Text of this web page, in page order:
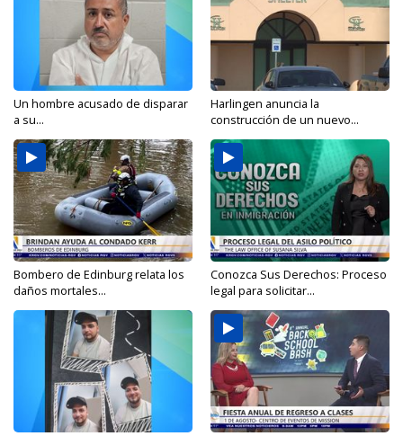
Un hombre acusado de disparar
a su...
Harlingen anuncia la
construcción de un nuevo...
Bombero de Edinburg relata los
daños mortales...
Conozca Sus Derechos: Proceso
legal para solicitar...